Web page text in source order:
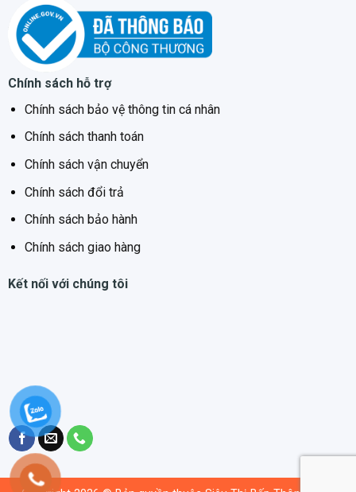
Chính sách hỗ trợ
Chính sách bảo vệ thông tin cá nhân
Chính sách thanh toán
Chính sách vận chuyển
Chính sách đổi trả
Chính sách bảo hành
Chính sách giao hàng
Kết nối với chúng tôi